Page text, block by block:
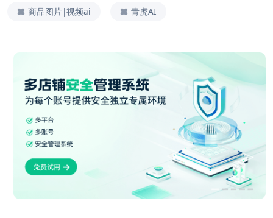
商品图片|视频ai 青虎AI